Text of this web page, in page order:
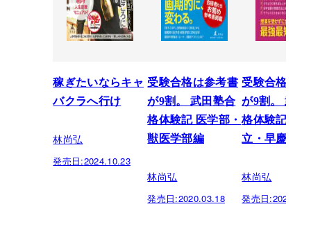
稼ぎたいならキャ
バクラへ行け
林尚弘
発売日:2024.10.23
受験合格は参考書
が9割。 武田塾合
格体験記 医学部・
獣医学部編
林尚弘
発売日:2020.03.18
受験合格は
が9割。 武田
格体験記 上
立・早慶編
林尚弘
発売日: